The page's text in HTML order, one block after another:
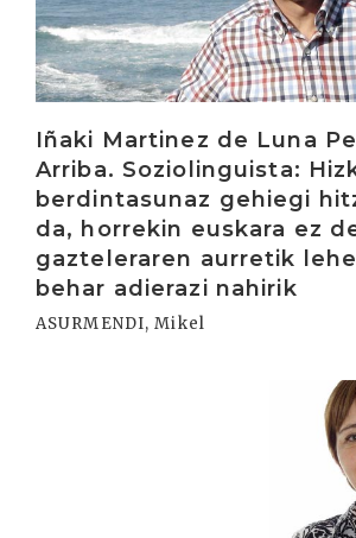
Iñaki Martinez de Luna
Arriba. Soziolinguista:
berdintasunaz gehiegi
da, horrekin euskara ez
gazteleraren aurretik
behar adierazi nahirik
ASURMENDI, Mikel